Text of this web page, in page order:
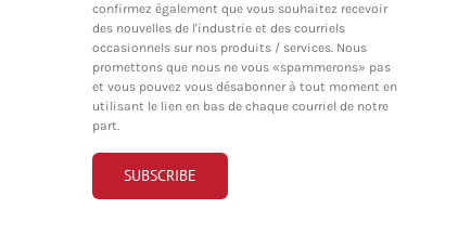
confirmez également que vous souhaitez recevoir
des nouvelles de l'industrie et des courriels
occasionnels sur nos produits / services. Nous
promettons que nous ne vous «spammerons» pas
et vous pouvez vous désabonner à tout moment en
utilisant le lien en bas de chaque courriel de notre
part.